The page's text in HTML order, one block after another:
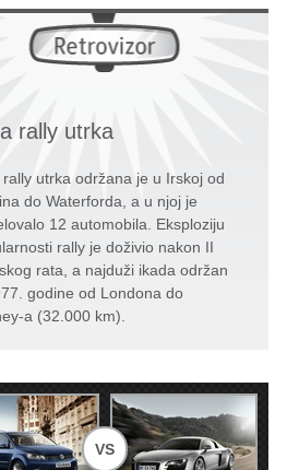
rally utrka
rally utrka održana je u Irskoj od
do Waterforda, a u njoj je
12 automobila. Eksploziju
rally je doživio nakon II
rata, a najduži ikada održan
godine od Londona do
a (32.000 km).
VS